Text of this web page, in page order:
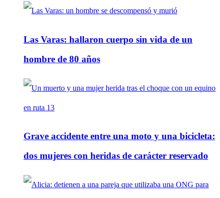
Las Varas: hallaron cuerpo sin vida de un
hombre de 80 años
Grave accidente entre una moto y una bicicleta:
dos mujeres con heridas de carácter reservado